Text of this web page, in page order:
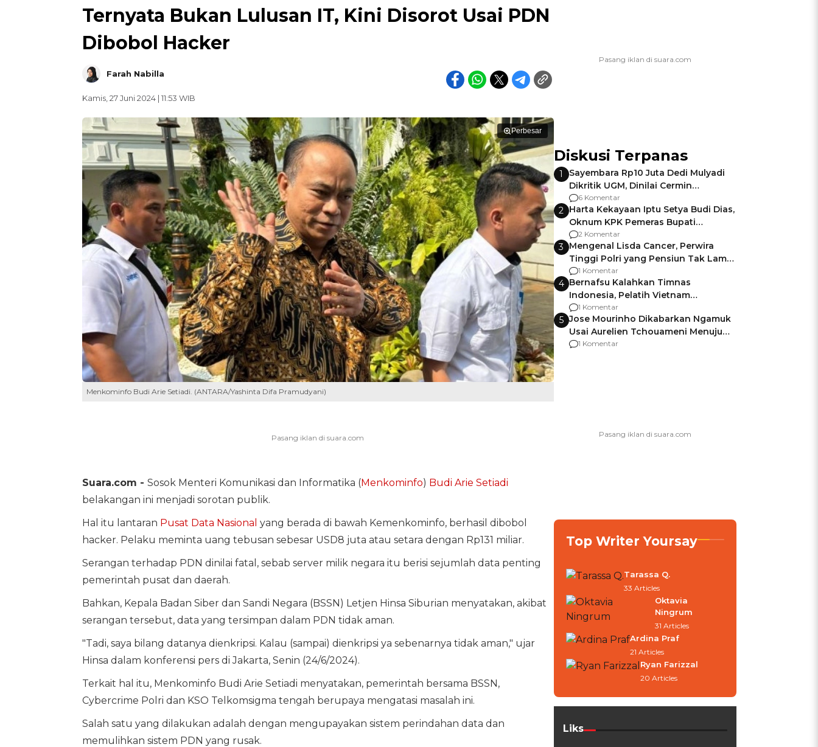
Ternyata Bukan Lulusan IT, Kini Disorot Usai PDN
Dibobol Hacker
Farah Nabilla
Kamis, 27 Juni 2024 | 11:53 WIB
Perbesar
Menkominfo Budi Arie Setiadi. (ANTARA/Yashinta Difa Pramudyani)
Suara.com - Sosok Menteri Komunikasi dan Informatika (Menkominfo) Budi Arie Setiadi
belakangan ini menjadi sorotan publik.
Hal itu lantaran Pusat Data Nasional yang berada di bawah Kemenkominfo, berhasil dibobol
hacker. Pelaku meminta uang tebusan sebesar USD8 juta atau setara dengan Rp131 miliar.
Serangan terhadap PDN dinilai fatal, sebab server milik negara itu berisi sejumlah data penting
pemerintah pusat dan daerah.
Bahkan, Kepala Badan Siber dan Sandi Negara (BSSN) Letjen Hinsa Siburian menyatakan, akibat
serangan tersebut, data yang tersimpan dalam PDN tidak aman.
"Tadi, saya bilang datanya dienkripsi. Kalau (sampai) dienkripsi ya sebenarnya tidak aman," ujar
Hinsa dalam konferensi pers di Jakarta, Senin (24/6/2024).
Terkait hal itu, Menkominfo Budi Arie Setiadi menyatakan, pemerintah bersama BSSN,
Cybercrime Polri dan KSO Telkomsigma tengah berupaya mengatasi masalah ini.
Salah satu yang dilakukan adalah dengan mengupayakan sistem perindahan data dan
memulihkan sistem PDN yang rusak.
Diskusi Terpanas
1
Sayembara Rp10 Juta Dedi Mulyadi
Dikritik UGM, Dinilai Cermin
Gagalnya Negara Jamin Keamanan
6 Komentar
2 Harta Kekayaan Iptu Setya Budi Dias,
Oknum KPK Pemeras Bupati
Pemalang
2 Komentar
3 Mengenal Lisda Cancer, Perwira
Tinggi Polri yang Pensiun Tak Lama
Usai Jadi Brigjen
1 Komentar
4 Bernafsu Kalahkan Timnas
Indonesia, Pelatih Vietnam
Berencana Pakai Jimat di Pakansari
1 Komentar
5 Jose Mourinho Dikabarkan Ngamuk
Usai Aurelien Tchouameni Menuju
Manchester United
1 Komentar
Top Writer Yoursay
Tarassa Q.
33 Articles
Oktavia
Ningrum
31 Articles
Ardina Praf
21 Articles
Ryan Farizzal
20 Articles
Liks